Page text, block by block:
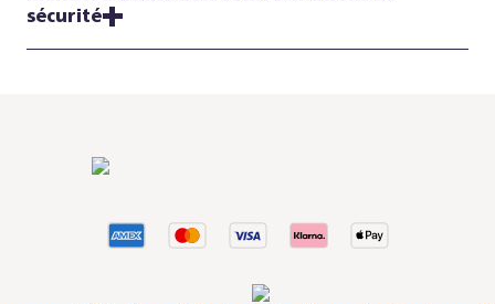
sécurité